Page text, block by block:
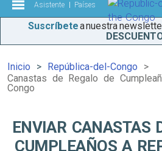
Asistente Países
Suscríbetea nuestra
Inicio
República-del-Congo
Canastas de Regalo de
Congo
ENVIAR CANASTAS
CUMPLEAÑOS A